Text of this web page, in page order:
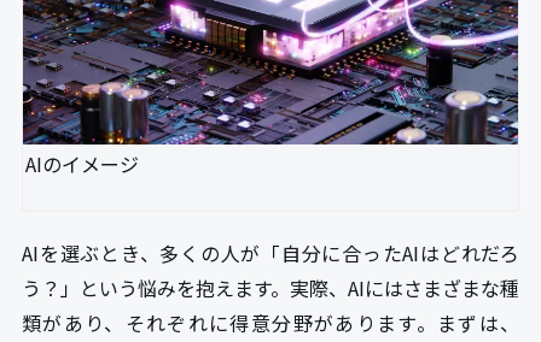
AIのイメージ
AIを選ぶとき、多くの人が「自分に合ったAIはどれだろ
う？」という悩みを抱えます。実際、AIにはさまざまな種
類があり、それぞれに得意分野があります。まずは、